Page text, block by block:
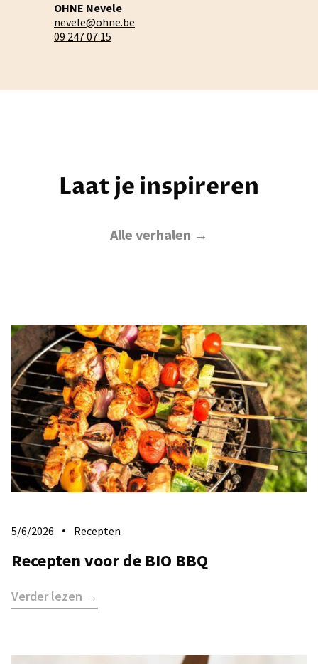
OHNE Nevele
nevele@ohne.be
09 247 07 15
Laat je inspireren
Alle verhalen →
5/6/2026 Recepten
Recepten voor de BIO BBQ
Verder lezen →